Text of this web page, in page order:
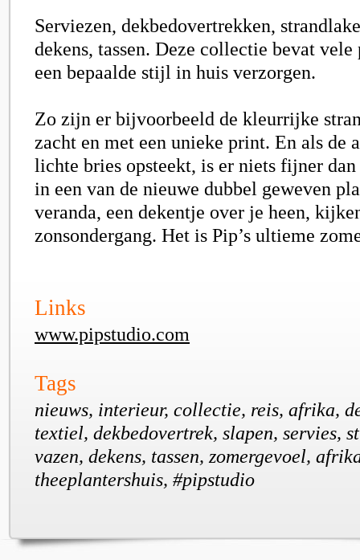
Serviezen, dekbedovertrekken,
dekens, tassen. Deze collectie bevat
een bepaalde stijl in huis verzorgen.
Zo zijn er bijvoorbeeld de kleurrijke
zacht en met een unieke print. En als de
lichte bries opsteekt, is er niets fijner
in een van de nieuwe dubbel geweven
veranda, een dekentje over je heen,
zonsondergang. Het is Pip’s ultieme
Links
www.pipstudio.com
Tags
nieuws, interieur, collectie, reis, afrika,
textiel, dekbedovertrek, slapen, servies,
vazen, dekens, tassen, zomergevoel,
theeplantershuis, #pipstudio